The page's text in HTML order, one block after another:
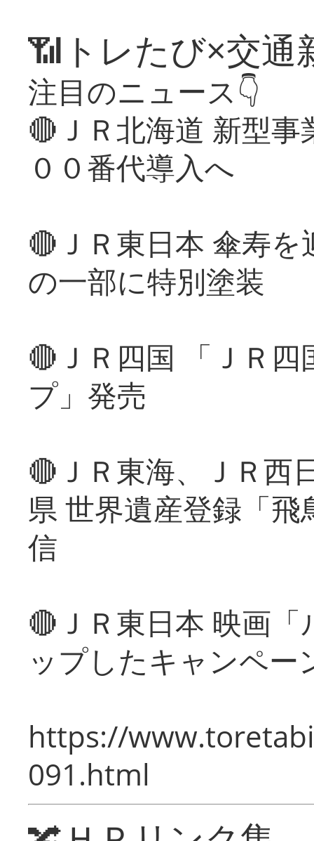
📶トレたび×交通
注目のニュース👇
🔴ＪＲ北海道 新型
００番代導入へ
🔴ＪＲ東日本 傘寿
の一部に特別塗装
🔴ＪＲ四国 「ＪＲ
プ」発売
🔴ＪＲ東海、ＪＲ西
県 世界遺産登録「
信
🔴ＪＲ東日本 映画
ップしたキャンペー
https://
091.html